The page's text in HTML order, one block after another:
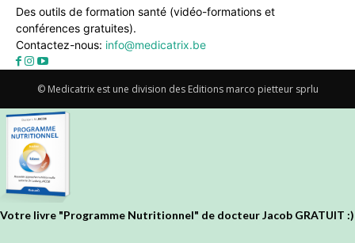
Des outils de formation santé (vidéo-formations et
conférences gratuites).
Contactez-nous: info@medicatrix.be
© Medicatrix est une division des Editions marco pietteur sprlu
Votre livre "Programme Nutritionnel" de docteur Jacob GRATUIT :)